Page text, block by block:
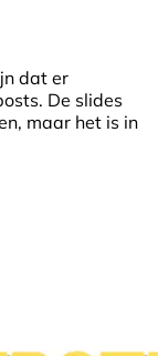
dat er
De slides
maar het is in